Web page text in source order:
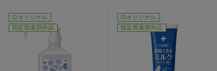
Ciオリジナル
指定医薬部外品
Ciオリジナル
指定医薬部外品